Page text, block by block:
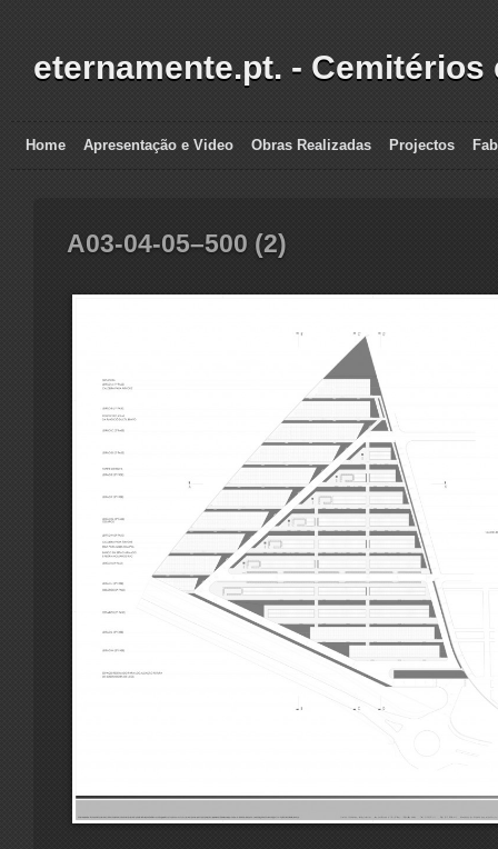
eternamente.pt. - Cemitérios
Home Apresentação e Video Obras Realizadas Projectos
A03-04-05–500 (2)